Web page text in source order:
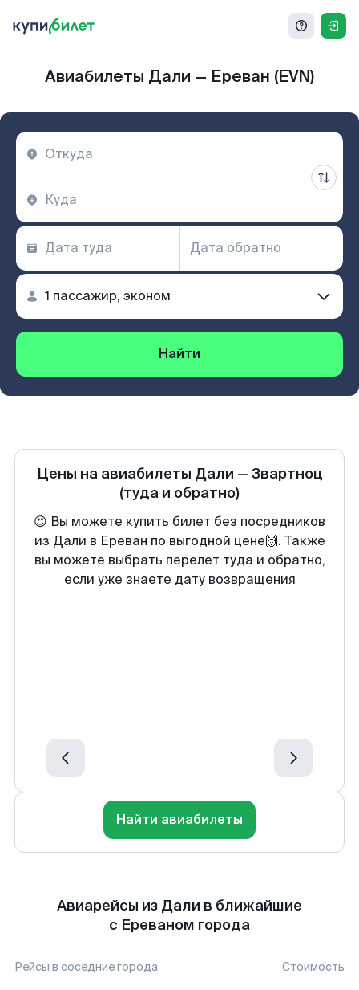
Авиабилеты Дали — Ереван (EVN)
Найти
Цены на авиабилеты Дали — Звартноц
(туда и обратно)
😍 Вы можете купить билет без посредников
из Дали в Ереван по выгодной цене🙌. Также
вы можете выбрать перелет туда и обратно,
если уже знаете дату возвращения
Найти авиабилеты
Авиарейсы из Дали в ближайшие
с Ереваном города
Рейсы в соседние города Стоимость